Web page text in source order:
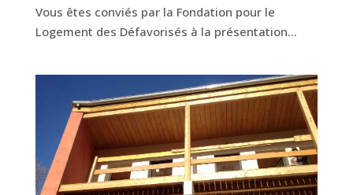
Vous êtes conviés par la Fondation pour le
Logement des Défavorisés à la présentation…